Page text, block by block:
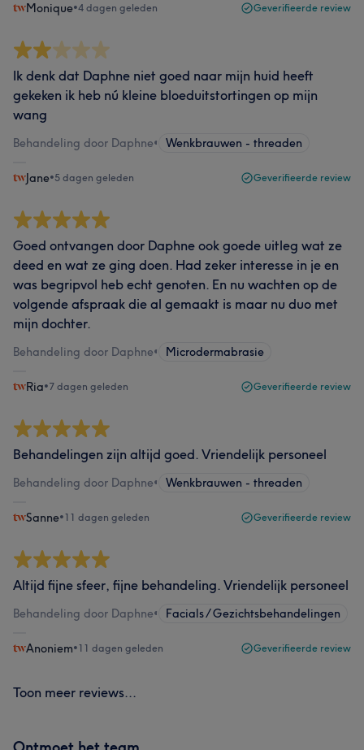
Monique•4 dagen geleden Geverifieerde review
Ik denk dat Daphne niet goed naar mijn huid heeft
gekeken ik heb nú kleine bloeduitstortingen op mijn
wang
Behandeling door Daphne• Wenkbrauwen - threaden
Jane•5 dagen geleden Geverifieerde review
Goed ontvangen door Daphne ook goede uitleg wat ze
deed en wat ze ging doen. Had zeker interesse in je en
was begripvol heb echt genoten. En nu wachten op de
volgende afspraak die al gemaakt is maar nu duo met
mijn dochter.
Behandeling door Daphne• Microdermabrasie
Ria•7 dagen geleden Geverifieerde review
Behandelingen zijn altijd goed. Vriendelijk personeel
Behandeling door Daphne• Wenkbrauwen - threaden
Sanne•11 dagen geleden Geverifieerde review
Altijd fijne sfeer, fijne behandeling. Vriendelijk personeel
Behandeling door Daphne• Facials / Gezichtsbehandelingen
Anoniem•11 dagen geleden Geverifieerde review
Toon meer reviews...